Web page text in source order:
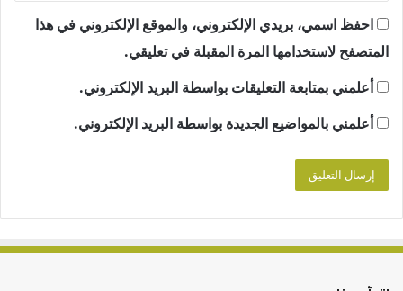
احفظ اسمي، بريدي الإلكتروني، والموقع الإلكتروني في هذا
المتصفح لاستخدامها المرة المقبلة في تعليقي.
أعلمني بمتابعة التعليقات بواسطة البريد الإلكتروني.
أعلمني بالمواضيع الجديدة بواسطة البريد الإلكتروني.